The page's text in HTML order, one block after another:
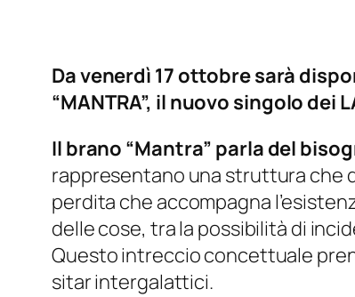
Da venerdì 17 ottobre sarà
“MANTRA”, il nuovo singolo
Il brano “Mantra” parla del
rappresentano una struttura che
perdita che accompagna
delle cose, tra la possibilità di
Questo intreccio concettuale
sitar intergalattici.